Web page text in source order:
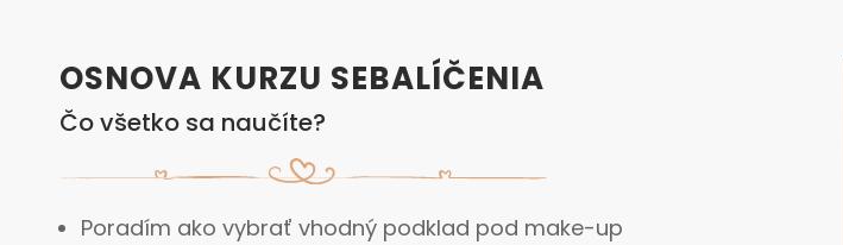
OSNOVA KURZU SEBALÍČENIA
Čo všetko sa naučíte?
Poradím ako vybrať vhodný podklad pod make-up